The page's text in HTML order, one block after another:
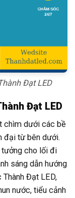
Đạt LED
Đạt LED
chìm dưới các bề
đại từ bên dưới.
tưởng cho lối đi
sáng dẫn hướng
Đạt LED,
nước, tiểu cảnh